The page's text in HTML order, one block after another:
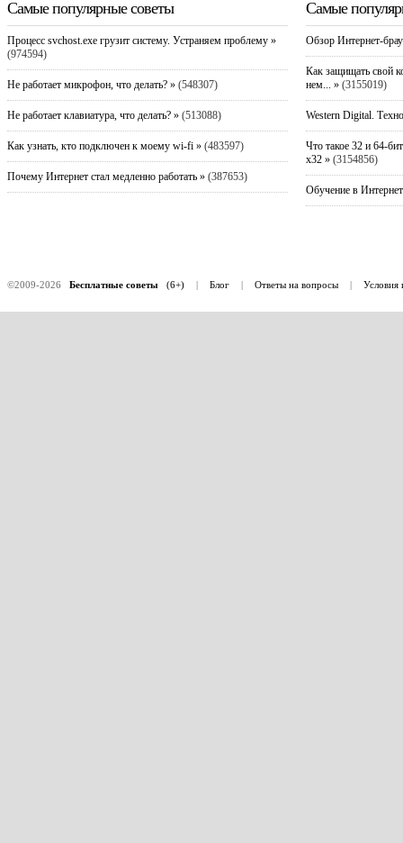
Самые популярные советы
Процесс svchost.exe грузит систему. Устраняем проблему »
(974594)
Не работает микрофон, что делать? »(548307)
Не работает клавиатура, что делать? »(513088)
Как узнать, кто подключен к моему wi-fi »(483597)
Почему Интернет стал медленно работать »(387653)
Самые
Обзор Интернет-
Как защищать свой
нем... »(3155019)
Western Digital.
Что такое 32 и 64-
x32 »(3154856)
Обучение в
©2009-2026 Бесплатные советы(6+) | Блог | Ответы на вопросы | Условия